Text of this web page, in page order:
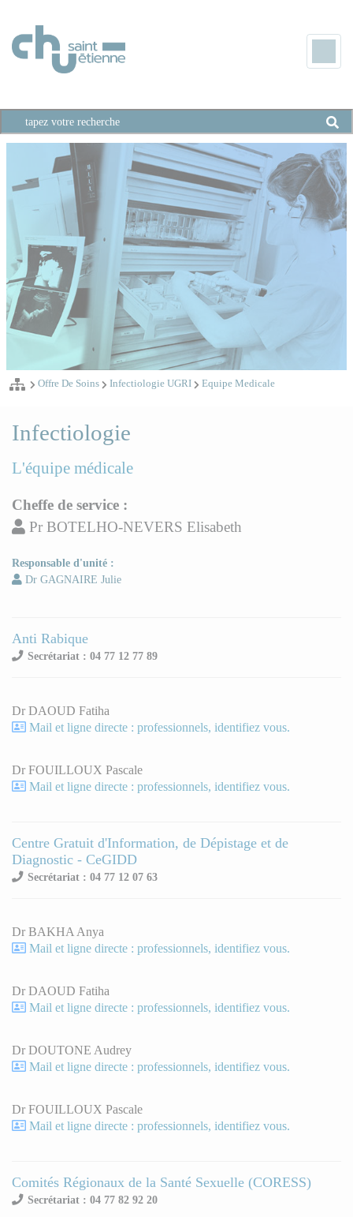
Offre De Soins Infectiologie UGRI Equipe Medicale
Infectiologie
L'équipe médicale
Cheffe de service :
Pr BOTELHO-NEVERS Elisabeth
Responsable d'unité :
Dr GAGNAIRE Julie
Anti Rabique
Secrétariat : 04 77 12 77 89
Dr DAOUD Fatiha
Mail et ligne directe : professionnels, identifiez vous.
Dr FOUILLOUX Pascale
Mail et ligne directe : professionnels, identifiez vous.
Centre Gratuit d'Information, de Dépistage et de
Diagnostic - CeGIDD
Secrétariat : 04 77 12 07 63
Dr BAKHA Anya
Mail et ligne directe : professionnels, identifiez vous.
Dr DAOUD Fatiha
Mail et ligne directe : professionnels, identifiez vous.
Dr DOUTONE Audrey
Mail et ligne directe : professionnels, identifiez vous.
Dr FOUILLOUX Pascale
Mail et ligne directe : professionnels, identifiez vous.
Comités Régionaux de la Santé Sexuelle (CORESS)
Secrétariat : 04 77 82 92 20